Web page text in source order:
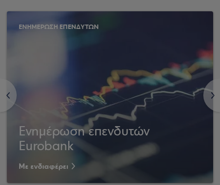
<
ΕΝΗΜΕΡΩΣΗ ΕΠΕΝΔΥΤΩΝ
Ενημέρωση επενδυτών
Eurobank
Με ενδιαφέρει
>